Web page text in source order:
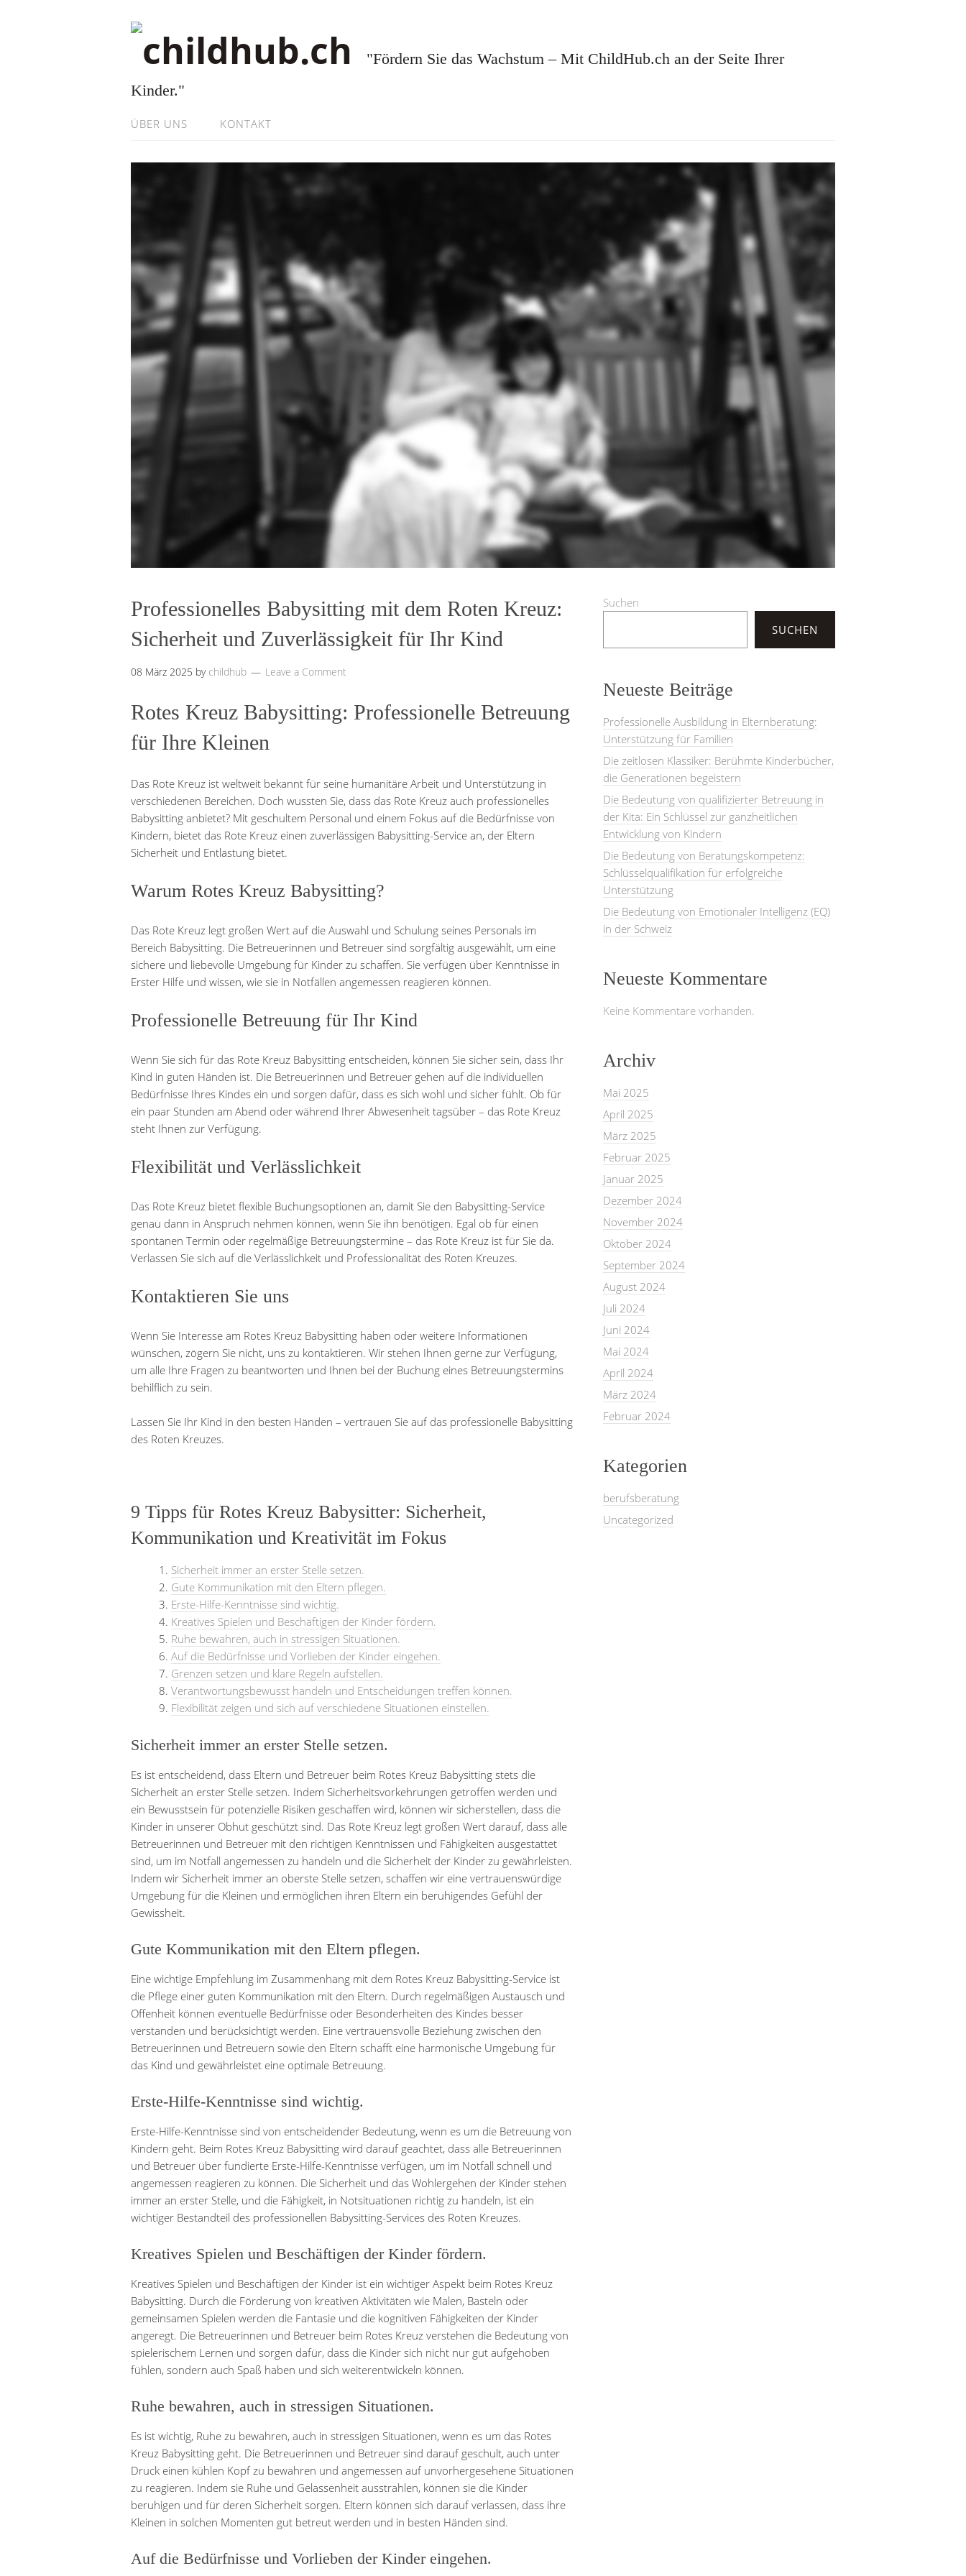
"Fördern Sie das Wachstum – Mit ChildHub.ch an der Seite Ihrer
Kinder."
ÜBER UNS KONTAKT
Professionelles Babysitting mit dem Roten Kreuz:
Sicherheit und Zuverlässigkeit für Ihr Kind
08 März 2025 by childhub Leave a Comment
Rotes Kreuz Babysitting: Professionelle Betreuung
für Ihre Kleinen
Das Rote Kreuz ist weltweit bekannt für seine humanitäre Arbeit und Unterstützung in
verschiedenen Bereichen. Doch wussten Sie, dass das Rote Kreuz auch professionelles
Babysitting anbietet? Mit geschultem Personal und einem Fokus auf die Bedürfnisse von
Kindern, bietet das Rote Kreuz einen zuverlässigen Babysitting-Service an, der Eltern
Sicherheit und Entlastung bietet.
Warum Rotes Kreuz Babysitting?
Das Rote Kreuz legt großen Wert auf die Auswahl und Schulung seines Personals im
Bereich Babysitting. Die Betreuerinnen und Betreuer sind sorgfältig ausgewählt, um eine
sichere und liebevolle Umgebung für Kinder zu schaffen. Sie verfügen über Kenntnisse in
Erster Hilfe und wissen, wie sie in Notfällen angemessen reagieren können.
Professionelle Betreuung für Ihr Kind
Wenn Sie sich für das Rote Kreuz Babysitting entscheiden, können Sie sicher sein, dass Ihr
Kind in guten Händen ist. Die Betreuerinnen und Betreuer gehen auf die individuellen
Bedürfnisse Ihres Kindes ein und sorgen dafür, dass es sich wohl und sicher fühlt. Ob für
ein paar Stunden am Abend oder während Ihrer Abwesenheit tagsüber – das Rote Kreuz
steht Ihnen zur Verfügung.
Flexibilität und Verlässlichkeit
Das Rote Kreuz bietet flexible Buchungsoptionen an, damit Sie den Babysitting-Service
genau dann in Anspruch nehmen können, wenn Sie ihn benötigen. Egal ob für einen
spontanen Termin oder regelmäßige Betreuungstermine – das Rote Kreuz ist für Sie da.
Verlassen Sie sich auf die Verlässlichkeit und Professionalität des Roten Kreuzes.
Kontaktieren Sie uns
Wenn Sie Interesse am Rotes Kreuz Babysitting haben oder weitere Informationen
wünschen, zögern Sie nicht, uns zu kontaktieren. Wir stehen Ihnen gerne zur Verfügung,
um alle Ihre Fragen zu beantworten und Ihnen bei der Buchung eines Betreuungstermins
behilflich zu sein.
Lassen Sie Ihr Kind in den besten Händen – vertrauen Sie auf das professionelle Babysitting
des Roten Kreuzes.
9 Tipps für Rotes Kreuz Babysitter: Sicherheit,
Kommunikation und Kreativität im Fokus
Sicherheit immer an erster Stelle setzen.
Gute Kommunikation mit den Eltern pflegen.
Erste-Hilfe-Kenntnisse sind wichtig.
Kreatives Spielen und Beschäftigen der Kinder fördern.
Ruhe bewahren, auch in stressigen Situationen.
Auf die Bedürfnisse und Vorlieben der Kinder eingehen.
Grenzen setzen und klare Regeln aufstellen.
Verantwortungsbewusst handeln und Entscheidungen treffen können.
Flexibilität zeigen und sich auf verschiedene Situationen einstellen.
Sicherheit immer an erster Stelle setzen.
Es ist entscheidend, dass Eltern und Betreuer beim Rotes Kreuz Babysitting stets die
Sicherheit an erster Stelle setzen. Indem Sicherheitsvorkehrungen getroffen werden und
ein Bewusstsein für potenzielle Risiken geschaffen wird, können wir sicherstellen, dass die
Kinder in unserer Obhut geschützt sind. Das Rote Kreuz legt großen Wert darauf, dass alle
Betreuerinnen und Betreuer mit den richtigen Kenntnissen und Fähigkeiten ausgestattet
sind, um im Notfall angemessen zu handeln und die Sicherheit der Kinder zu gewährleisten.
Indem wir Sicherheit immer an oberste Stelle setzen, schaffen wir eine vertrauenswürdige
Umgebung für die Kleinen und ermöglichen ihren Eltern ein beruhigendes Gefühl der
Gewissheit.
Gute Kommunikation mit den Eltern pflegen.
Eine wichtige Empfehlung im Zusammenhang mit dem Rotes Kreuz Babysitting-Service ist
die Pflege einer guten Kommunikation mit den Eltern. Durch regelmäßigen Austausch und
Offenheit können eventuelle Bedürfnisse oder Besonderheiten des Kindes besser
verstanden und berücksichtigt werden. Eine vertrauensvolle Beziehung zwischen den
Betreuerinnen und Betreuern sowie den Eltern schafft eine harmonische Umgebung für
das Kind und gewährleistet eine optimale Betreuung.
Erste-Hilfe-Kenntnisse sind wichtig.
Erste-Hilfe-Kenntnisse sind von entscheidender Bedeutung, wenn es um die Betreuung von
Kindern geht. Beim Rotes Kreuz Babysitting wird darauf geachtet, dass alle Betreuerinnen
und Betreuer über fundierte Erste-Hilfe-Kenntnisse verfügen, um im Notfall schnell und
angemessen reagieren zu können. Die Sicherheit und das Wohlergehen der Kinder stehen
immer an erster Stelle, und die Fähigkeit, in Notsituationen richtig zu handeln, ist ein
wichtiger Bestandteil des professionellen Babysitting-Services des Roten Kreuzes.
Kreatives Spielen und Beschäftigen der Kinder fördern.
Kreatives Spielen und Beschäftigen der Kinder ist ein wichtiger Aspekt beim Rotes Kreuz
Babysitting. Durch die Förderung von kreativen Aktivitäten wie Malen, Basteln oder
gemeinsamen Spielen werden die Fantasie und die kognitiven Fähigkeiten der Kinder
angeregt. Die Betreuerinnen und Betreuer beim Rotes Kreuz verstehen die Bedeutung von
spielerischem Lernen und sorgen dafür, dass die Kinder sich nicht nur gut aufgehoben
fühlen, sondern auch Spaß haben und sich weiterentwickeln können.
Ruhe bewahren, auch in stressigen Situationen.
Es ist wichtig, Ruhe zu bewahren, auch in stressigen Situationen, wenn es um das Rotes
Kreuz Babysitting geht. Die Betreuerinnen und Betreuer sind darauf geschult, auch unter
Druck einen kühlen Kopf zu bewahren und angemessen auf unvorhergesehene Situationen
zu reagieren. Indem sie Ruhe und Gelassenheit ausstrahlen, können sie die Kinder
beruhigen und für deren Sicherheit sorgen. Eltern können sich darauf verlassen, dass ihre
Kleinen in solchen Momenten gut betreut werden und in besten Händen sind.
Auf die Bedürfnisse und Vorlieben der Kinder eingehen.
Suchen
SUCHEN
Neueste Beiträge
Professionelle Ausbildung in Elternberatung:
Unterstützung für Familien
Die zeitlosen Klassiker: Berühmte Kinderbücher,
die Generationen begeistern
Die Bedeutung von qualifizierter Betreuung in
der Kita: Ein Schlüssel zur ganzheitlichen
Entwicklung von Kindern
Die Bedeutung von Beratungskompetenz:
Schlüsselqualifikation für erfolgreiche
Unterstützung
Die Bedeutung von Emotionaler Intelligenz (EQ)
in der Schweiz
Neueste Kommentare
Keine Kommentare vorhanden.
Archiv
Mai 2025
April 2025
März 2025
Februar 2025
Januar 2025
Dezember 2024
November 2024
Oktober 2024
September 2024
August 2024
Juli 2024
Juni 2024
Mai 2024
April 2024
März 2024
Februar 2024
Kategorien
berufsberatung
Uncategorized